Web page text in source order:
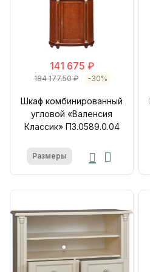
141 675 ₽
184 177.50 ₽ -30%
Шкаф комбинированный
угловой «Валенсия
Классик» П3.0589.0.04
Размеры